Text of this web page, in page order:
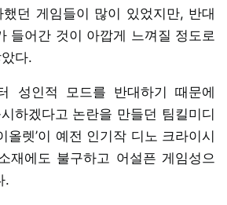
던 게임들이 많이 있었지만, 반대
들어간 것이 아깝게 느껴질 정도로
다.
성인적 모드를 반대하기 때문에
하겠다고 논란을 만들던 팀킬미디
올렛’이 예전 인기작 디노 크라이시
재에도 불구하고 어설픈 게임성으
.